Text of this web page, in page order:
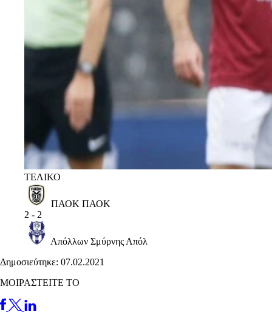
ΤΕΛΙΚΟ
ΠΑΟΚ ΠΑΟΚ
2 - 2
Απόλλων Σμύρνης Απόλ
Δημοσιεύτηκε: 07.02.2021
ΜΟΙΡΑΣΤΕΙΤΕ ΤΟ